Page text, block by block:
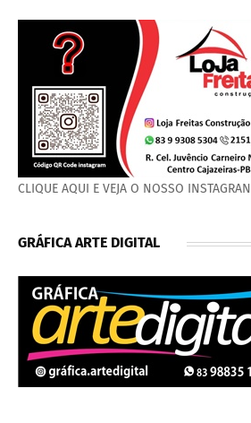
CLIQUE AQUI E VEJA O NOSSO INSTAGRAN
GRÁFICA ARTE DIGITAL